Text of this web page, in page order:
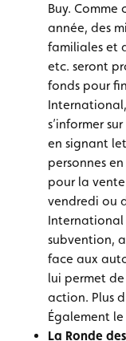
Buy. Comme
année, des
familiales et
etc. seront
fonds pour
s’informer
en signant
personnes
pour la
vendredi ou
International
subvention,
face aux
lui permet
action. Plus
Également
La Ronde des